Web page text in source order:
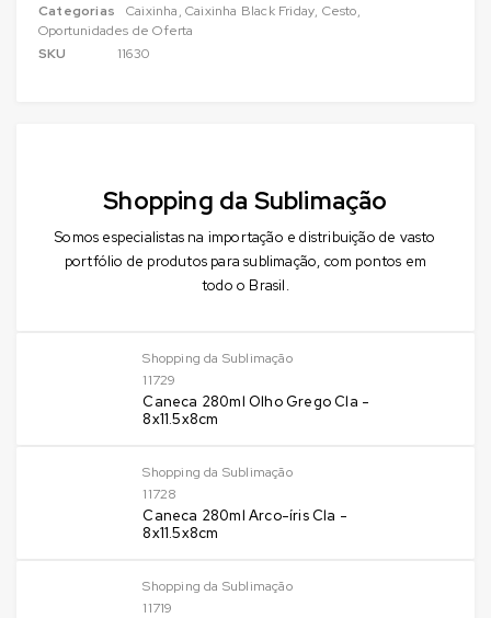
Shopping da Sublimação
Somos especialistas na importação e distribuição de vasto
portfólio de produtos para sublimação, com pontos em
todo o Brasil.
Shopping da Sublimação
11729
Caneca 280ml Olho Grego Cla -
8x11.5x8cm
Shopping da Sublimação
11728
Caneca 280ml Arco-íris Cla -
8x11.5x8cm
Shopping da Sublimação
11719
Categorias Caixinha,Caixinha Black Friday, Cesto,
Oportunidades de Oferta
SKU
11630